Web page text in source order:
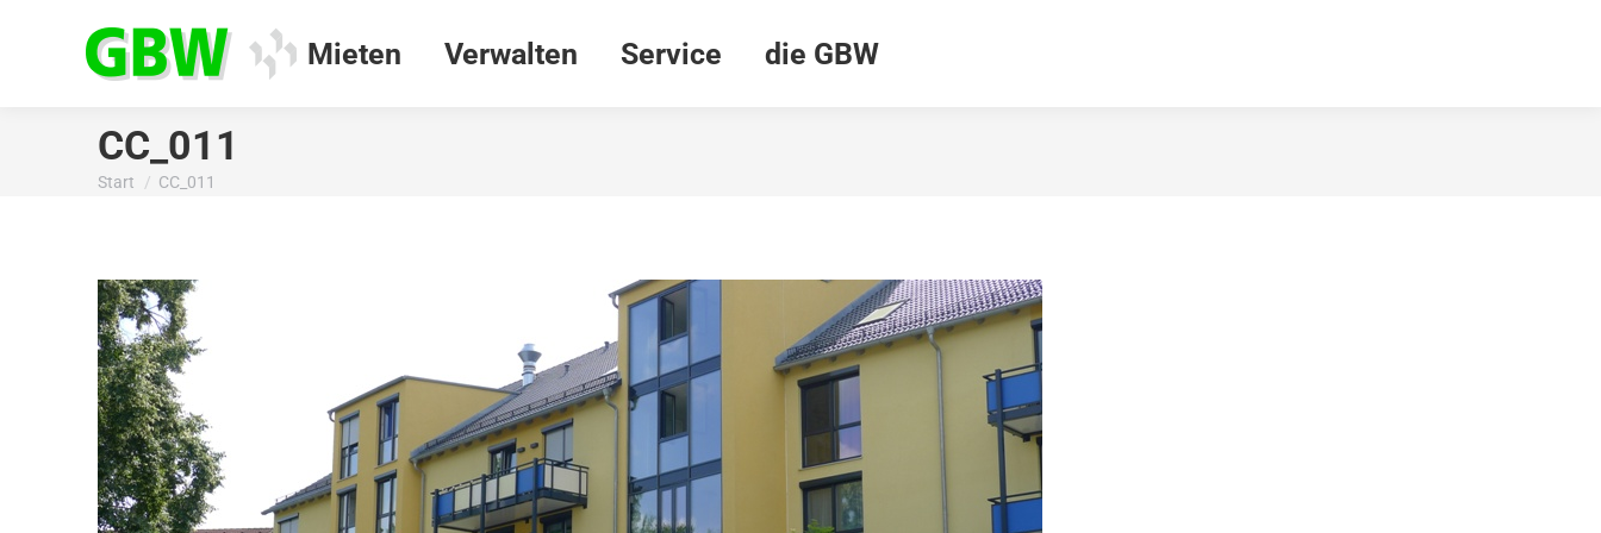
Mieten Verwalten Service die GBW
CC_011
Sie befinden sich hier:
Start CC_011